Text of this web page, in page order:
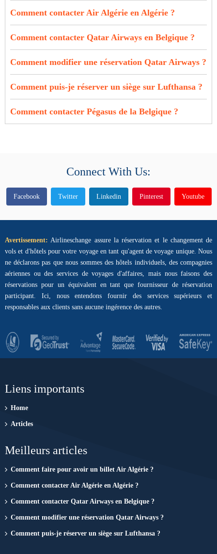
Comment contacter Air Algérie en Algérie ?
Comment contacter Qatar Airways en Belgique ?
Comment modifier une réservation Qatar Airways ?
Comment puis-je réserver un siège sur Lufthansa ?
Comment contacter Pégasus de la Belgique ?
Connect With Us:
Facebook Twitter Linkedin Pinterest Youtube
Avertissement: Airlineschange assure la réservation et le changement de
vols et d'hôtels pour votre voyage en tant qu'agent de voyage unique. Nous
ne déclarons pas que nous sommes des hôtels individuels, des compagnies
aériennes ou des services de voyages d'affaires, mais nous faisons des
réservations pour un équivalent en tant que fournisseur de réservation
participant. Ici, nous entendons fournir des services supérieurs et
responsables aux clients sans aucune ingérence des autres.
Liens importants
Home
Articles
Meilleurs articles
Comment faire pour avoir un billet Air Algérie ?
Comment contacter Air Algérie en Algérie ?
Comment contacter Qatar Airways en Belgique ?
Comment modifier une réservation Qatar Airways ?
Comment puis-je réserver un siège sur Lufthansa ?